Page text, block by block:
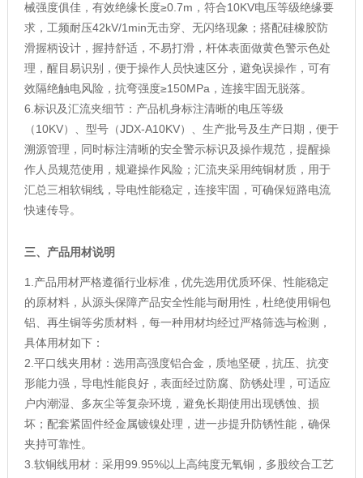
械强度俱佳，有效绝缘长度≥0.7m，符合10KV电压等级绝缘要
求，工频耐压42kV/1min无击穿、无闪络现象；搭配硅橡胶防
滑握柄设计，握持舒适，不易打滑，杆体表面做黄色警示色处
理，醒目易识别，便于操作人员快速区分，避免误操作，可有
效隔绝触电风险，抗弯强度≥150MPa，连接牢固无脱落。
6.标识及汇流夹细节：产品机身标注清晰的电压等级
（10KV）、型号（JDX-A10KV）、生产批号及生产日期，便于
溯源管理，同时标注清晰的安全警示标识及操作规范，提醒操
作人员规范使用，规避操作风险；汇流夹采用纯铜材质，用于
汇总三相软铜线，导电性能稳定，连接牢固，可确保短路电流
快速传导。
三、产品用材说明
1.产品用材严格遵循行业标准，优先选用优质环保、性能稳定
的原材料，从源头保障产品安全性能与耐用性，杜绝使用铜包
铝、再生铜等劣质材料，每一种用材均经过严格筛选与检测，
具体用材如下：
2.平口线夹用材：选用高强度铝合金，质地坚硬，抗压、抗变
形能力强，导电性能良好，表面经过防腐、防锈处理，可适应
户内潮湿、多灰尘等复杂环境，避免长期使用出现锈蚀、损
坏；配套紧固件经金属镀镍处理，进一步提升防锈性能，确保
夹持可靠性。
3.软铜线用材：采用99.95%以上高纯度无氧铜，多股绞合工艺